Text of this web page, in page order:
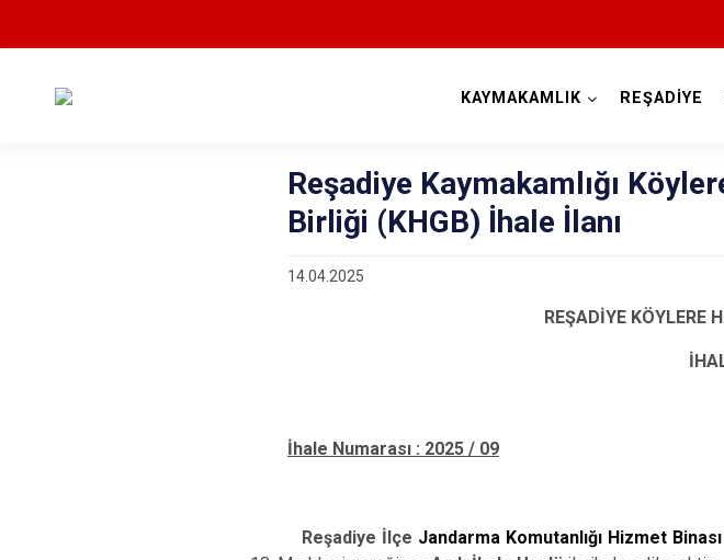
KAYMAKAMLIK REŞADİYE
Reşadiye Kaymakamlığı
Birliği (KHGB) İhale İlanı
14.04.2025
REŞADİYE KÖYLERE
İhale Numarası : 2025 / 09
Reşadiye İlçe Jandarma Komutanlığı Hizmet